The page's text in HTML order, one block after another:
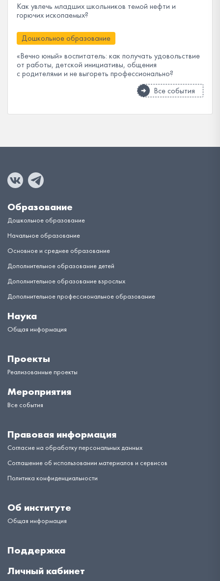
Как увлечь младших школьников темой нефти и
горючих ископаемых?
Дошкольное образование
«Вечно юный» воспитатель: как получать удовольствие
от работы, детской инициативы, общения
с родителями и не выгореть профессионально?
Все события
Образование
Дошкольное образование
Начальное образование
Основное и среднее образование
Дополнительное образование детей
Дополнительное образование взрослых
Дополнительное профессиональное образование
Наука
Общая информация
Проекты
Реализованные проекты
Мероприятия
Все события
Правовая информация
Согласие на обработку персональных данных
Соглашение об использовании материалов и сервисов
Политика конфиденциальности
Об институте
Общая информация
Поддержка
Личный кабинет